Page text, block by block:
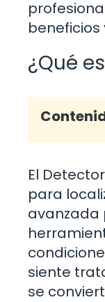
¿Qué
El
para
avanzada
siente
se